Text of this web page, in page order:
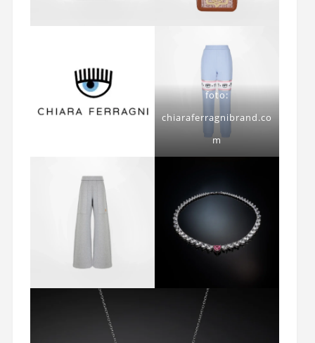
foto:
chiaraferragnibrand.co
m